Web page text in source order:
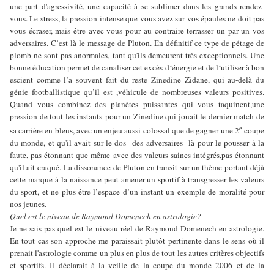
une part d'agressivité, une capacité à se sublimer dans les grands rendez-
vous. Le stress, la pression intense que vous avez sur vos épaules ne doit pas
vous écraser, mais être avec vous pour au contraire terrasser un par un vos
adversaires. C’est là le message de Pluton. En définitif ce type de pétage de
plomb ne sont pas anormales, tant qu'ils demeurent très exceptionnels. Une
bonne éducation permet de canaliser cet excès d‘énergie et de l‘utiliser à bon
escient comme l’a souvent fait du reste Zinedine Zidane, qui au-delà du
génie footballistique qu’il est ,véhicule de nombreuses valeurs positives.
Quand vous combinez des planètes puissantes qui vous taquinent,une
pression de tout les instants pour un Zinedine qui jouait le dernier match de
sa carrière en bleus, avec un enjeu aussi colossal que de gagner une 2ecoupe
du monde, et qu'il avait sur le dos des adversaires là pour le pousser à la
faute, pas étonnant que même avec des valeurs saines intégrés,pas étonnant
qu'il ait craqué. La dissonance de Pluton en transit sur un thème portant déjà
cette marque à la naissance peut amener un sportif à transgresser les valeurs
du sport, et ne plus être l’espace d’un instant un exemple de moralité pour
nos jeunes.
Quel est le niveau de Raymond Domenech en astrologie?
Je ne sais pas quel est le niveau réel de Raymond Domenech en astrologie.
En tout cas son approche me paraissait plutôt pertinente dans le sens où il
prenait l'astrologie comme un plus en plus de tout les autres critères objectifs
et sportifs. Il déclarait à la veille de la coupe du monde 2006 et de la